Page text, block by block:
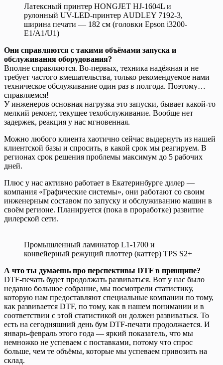
Латексный принтер HONGJET HJ-1604L и
рулонный UV-LED-принтер AUDLEY 7192-3,
ширина печати — 182 см (головки Epson i3200-
E1/A1/U1)
Они справляются с такими объёмами запуска и
обслуживания оборудования?
Вполне справляются. Во-первых, техника надёжная и не
требует частого вмешательства, только рекомендуемое нами
техническое обслуживание один раз в полгода. Поэтому…
справляемся!
У инженеров основная нагрузка это запуски, бывает какой-то
мелкий ремонт, текущее техобслуживание. Вообще нет
задержек, реакция у нас мгновенная.
Можно любого клиента хаотично сейчас выдернуть из нашей
клиентской базы и спросить, в какой срок мы реагируем. В
регионах срок решения проблемы максимум до 5 рабочих
дней.
Плюс у нас активно работает в Екатеринбурге дилер —
компания «Графические системы», они работают со своим
инженерным составом по запуску и обслуживанию машин в
своём регионе. Планируется (пока в проработке) развитие
дилерской сети.
Промышленный ламинатор L1-1700 и
конвейерный режущий плоттер (каттер) TPS S2+
А что ты думаешь про перспективы DTF в принципе?
DTF-печать будет продолжать развиваться. Вот у нас было
недавно большое собрание, мы посмотрели статистику,
которую нам предоставляют специальные компании по тому,
как развивается DTF, по тому, как в нашем понимании и в
соответствии с этой статистикой он должен развиваться. То
есть на сегодняшний день бум DTF-печати продолжается. И
январь-февраль этого года — яркий показатель, что мы
немножко не успеваем с поставками, потому что спрос
больше, чем те объёмы, которые мы успеваем привозить на
склад.